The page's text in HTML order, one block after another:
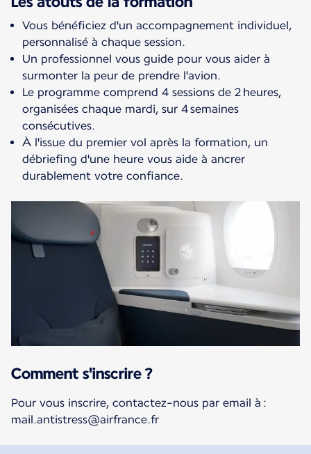
Vous bénéficiez d'un accompagnement individuel,
personnalisé à chaque session.
Un professionnel vous guide pour vous aider à
surmonter la peur de prendre l'avion.
Le programme comprend 4 sessions de 2 heures,
organisées chaque mardi, sur 4 semaines
consécutives.
À l'issue du premier vol après la formation, un
débriefing d'une heure vous aide à ancrer
durablement votre confiance.
Comment s'inscrire ?
Pour vous inscrire, contactez-nous par email à :
mail.antistress@airfrance.fr